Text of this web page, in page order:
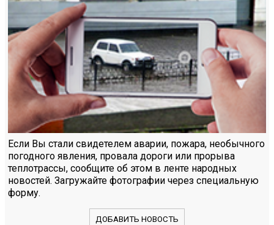
Если Вы стали свидетелем аварии, пожара, необычного
погодного явления, провала дороги или прорыва
теплотрассы, сообщите об этом в ленте народных
новостей. Загружайте фотографии через специальную
форму.
ДОБАВИТЬ НОВОСТЬ